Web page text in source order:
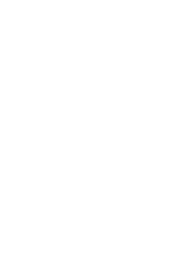
Perfect om verschillende